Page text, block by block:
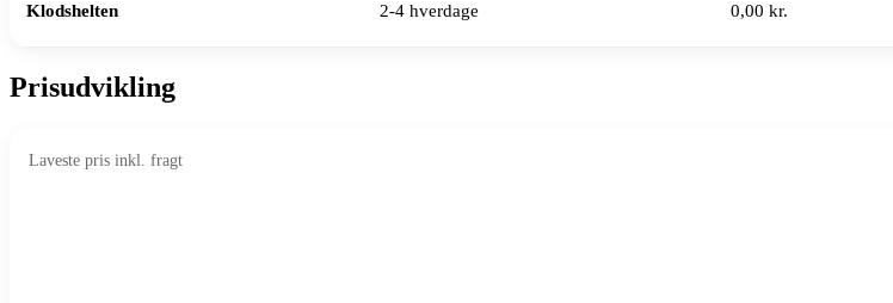
Klodshelten 2-4 hverdage 0,00 kr.
Prisudvikling
Laveste pris inkl. fragt